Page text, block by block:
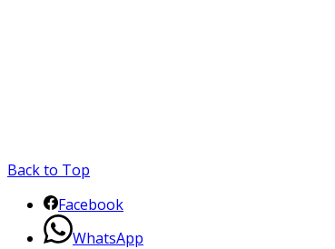
Back to Top
Facebook
WhatsApp